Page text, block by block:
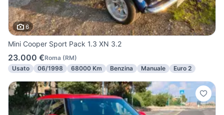
6
Mini Cooper Sport Pack 1.3 XN 3.2
23.000 €Roma (RM)
Usato
06/1998 68000 Km Benzina Manuale Euro 2